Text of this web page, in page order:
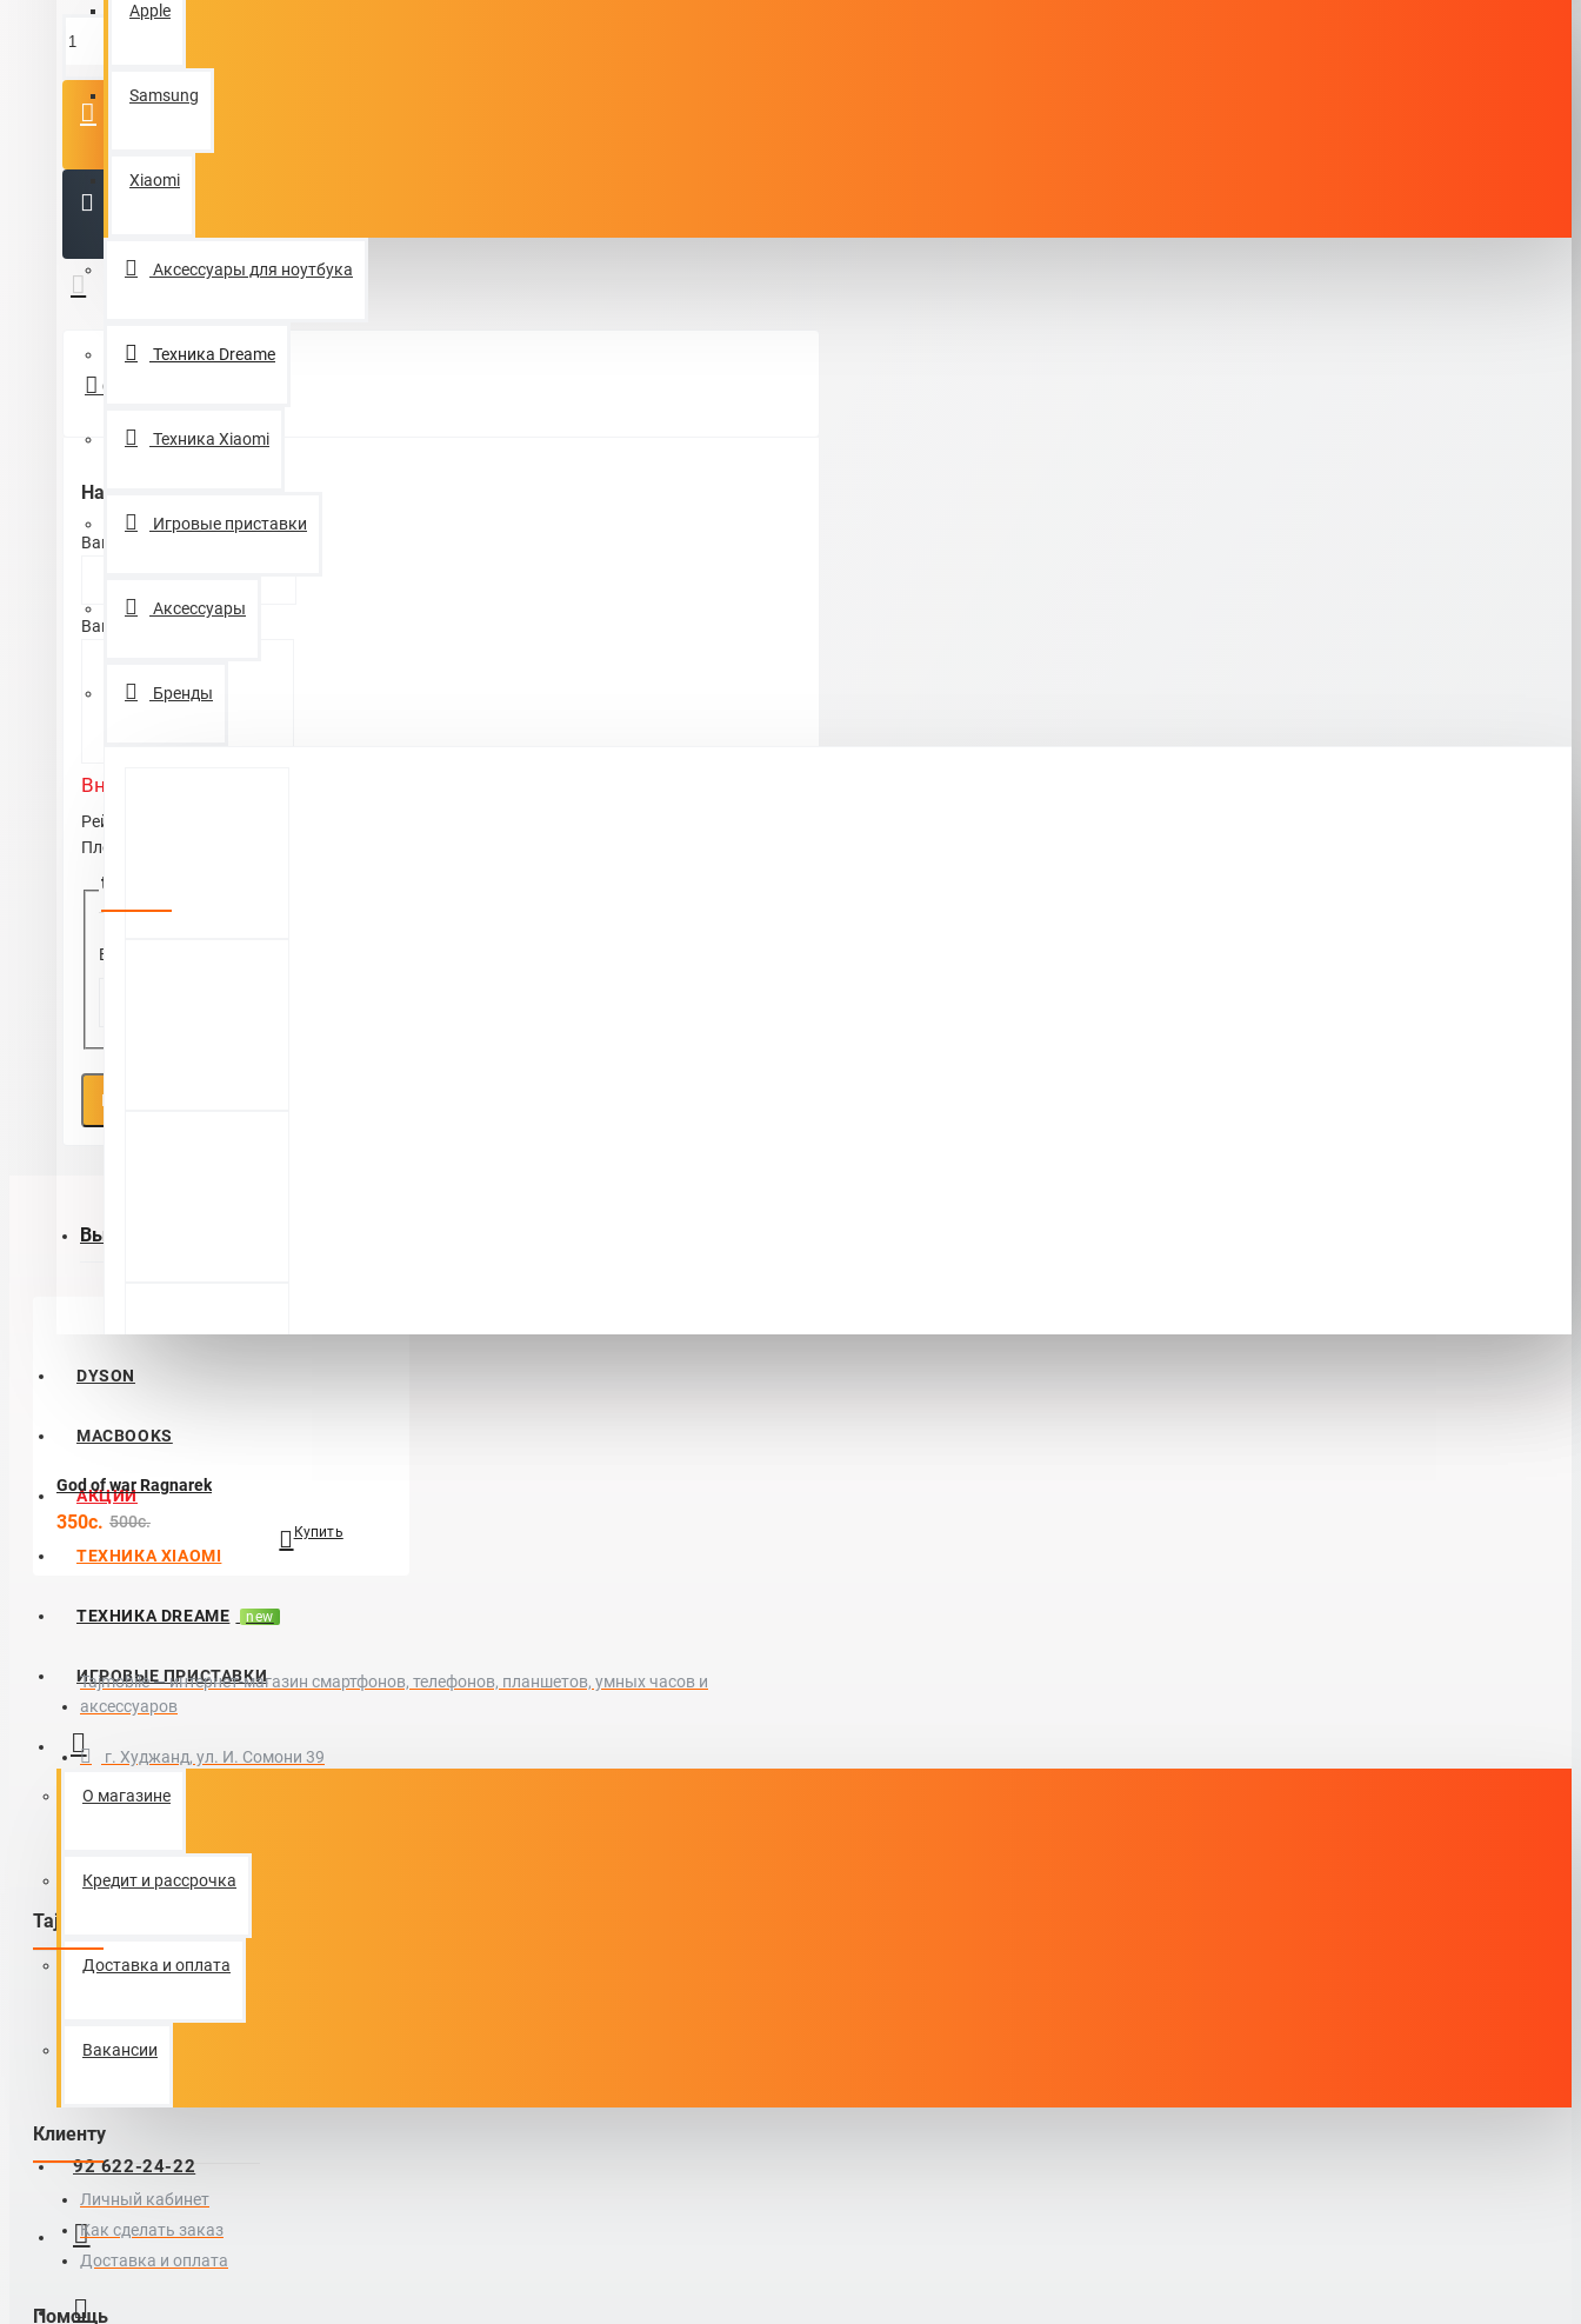
Apple
Samsung
Xiaomi
Аксессуары для ноутбука
Техника Dreame
Техника Xiaomi
Игровые приставки
Аксессуары
Бренды
DYSON
MACBOOKS
АКЦИИ
ТЕХНИКА XIAOMI
ТЕХНИКА DREAME new
ИГРОВЫЕ ПРИСТАВКИ
О магазине
Кредит и рассрочка
Доставка и оплата
Вакансии
92 622-24-22
КУПИТЬ
Отзывы и вопросы
Написать отзыв
Ваше имя:
Ваш отзыв
Внимание:
Рейтинг
Плохо
text_captcha
Введите код
Продолжить
Вы смотрели
God of war Ragnarek
350c. 500c.
Купить
Tajmobile — интернет-магазин смартфонов, телефонов, планшетов, умных часов и
аксессуаров
г. Худжанд, ул. И. Сомони 39
+992 (92) 622-24-22
Tajmobile
Акции
Клиенту
Личный кабинет
Как сделать заказ
Доставка и оплата
Помощь